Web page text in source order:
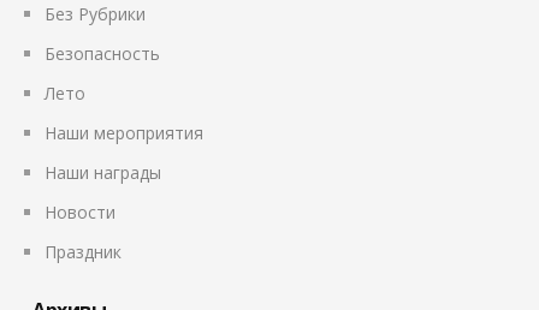
Без Рубрики
Безопасность
Лето
Наши мероприятия
Наши награды
Новости
Праздник